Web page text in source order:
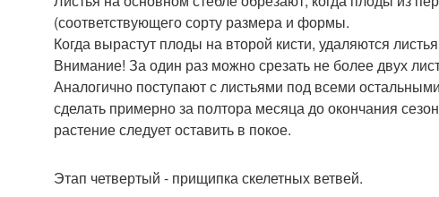
(соответствующего сорту размера и формы.
Когда вырастут плоды на второй кисти, удаляются
Внимание! За один раз можно срезать не более двух
Аналогично поступают с листьями под всеми
сделать примерно за полтора месяца до окончания
растение следует оставить в покое.
Этап четвертый - прищипка скелетных ветвей.